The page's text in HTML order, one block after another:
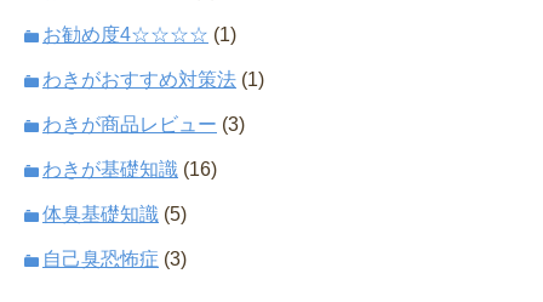
お勧め度4☆☆☆☆ (1)
わきがおすすめ対策法 (1)
わきが商品レビュー (3)
わきが基礎知識 (16)
体臭基礎知識 (5)
自己臭恐怖症 (3)